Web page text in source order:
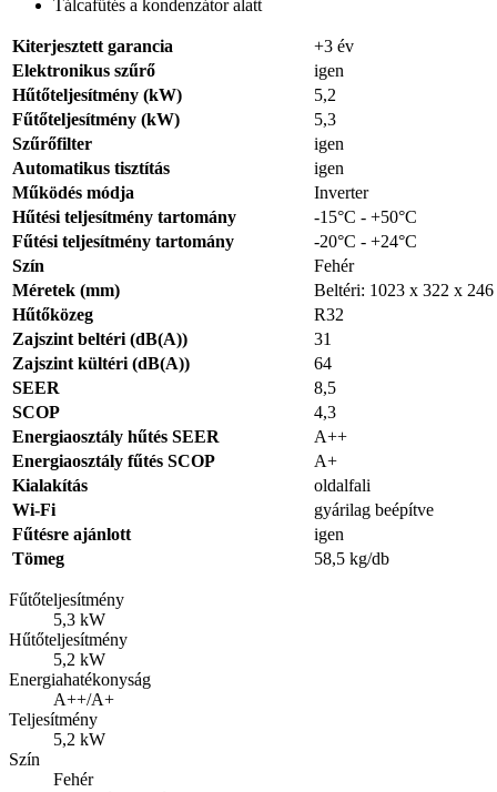
Tálcafűtés a kondenzátor alatt
Kiterjesztett garancia
+3 év
Elektronikus szűrő
igen
Hűtőteljesítmény (kW)
5,2
Fűtőteljesítmény (kW)
5,3
Szűrőfilter
igen
Automatikus tisztítás
igen
Működés módja
Inverter
Hűtési teljesítmény tartomány
-15°C - +50°C
Fűtési teljesítmény tartomány
-20°C - +24°C
Szín
Fehér
Méretek (mm)
Beltéri: 1023 x 322 x
Hűtőközeg
R32
Zajszint beltéri (dB(A))
31
Zajszint kültéri (dB(A))
64
SEER
8,5
SCOP
4,3
Energiaosztály hűtés SEER
A++
Energiaosztály fűtés SCOP
A+
Kialakítás
oldalfali
Wi-Fi
gyárilag beépítve
Fűtésre ajánlott
igen
Tömeg
58,5 kg/db
Fűtőteljesítmény
5,3 kW
Hűtőteljesítmény
5,2 kW
Energiahatékonyság
A++/A+
Teljesítmény
5,2 kW
Szín
Fehér